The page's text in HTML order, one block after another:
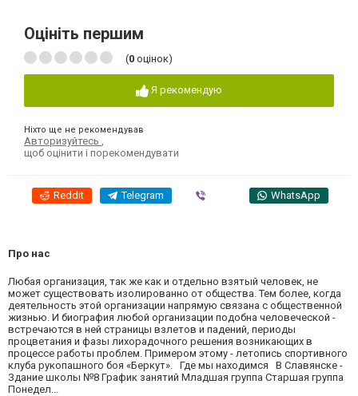
Оцініть першим
(0 оцінок)
Я рекомендую
Ніхто ще не рекомендував
Авторизуйтесь
щоб оцінити і порекомендувати
Reddit Telegram WhatsApp
Про нас
Любая организация, так же как и отдельно взятый человек, не
может существовать изолированно от общества. Тем более, когда
деятельность этой организации напрямую связана с общественной
жизнью. И биография любой организации подобна человеческой -
встречаются в ней страницы взлетов и падений, периоды
процветания и фазы лихорадочного решения возникающих в
процессе работы проблем. Примером этому - летопись спортивного
клуба рукопашного боя «Беркут». Где мы находимся В Славянске -
Здание школы №8 График занятий Младшая группа Старшая группа
Понедел...